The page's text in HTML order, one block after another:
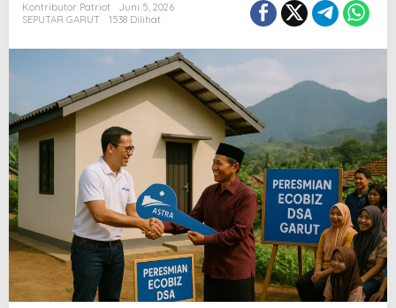
Kontributor Patriot
Juni 5, 2026
SEPUTAR GARUT
1538 Dilihat